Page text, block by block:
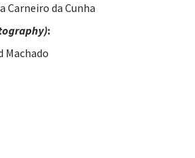
Carneiro da Cunha
:
Machado